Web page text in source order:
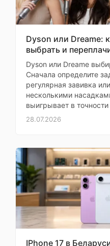
Назначение
Операционная
система
Версия
операционной
системы
Диагональ экрана
экрана
Матрица экрана
Частота
обновления экрана
Количество точек
матрицы
Камера для
норм -
Моя оценка —
ты отличная -
Материалы
небольшой -
качество топ
Рекомендую
Покупала
ребенка
Моя оценка —
Долго изучала
материалов.
Dyson или Dreame:
выбрать и
Dyson или Dreame
Сначала определите
регулярная завивка
несколькими
выигрывает в
28.07.2026
IPhone 17 в